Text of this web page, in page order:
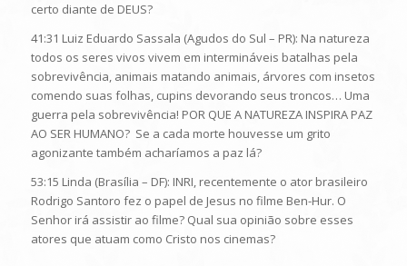
certo diante de DEUS?
41:31 Luiz Eduardo Sassala (Agudos do Sul – PR): Na natureza
todos os seres vivos vivem em intermináveis batalhas pela
sobrevivência, animais matando animais, árvores com insetos
comendo suas folhas, cupins devorando seus troncos… Uma
guerra pela sobrevivência! POR QUE A NATUREZA INSPIRA PAZ
AO SER HUMANO? Se a cada morte houvesse um grito
agonizante também acharíamos a paz lá?
53:15 Linda (Brasília – DF): INRI, recentemente o ator brasileiro
Rodrigo Santoro fez o papel de Jesus no filme Ben-Hur. O
Senhor irá assistir ao filme? Qual sua opinião sobre esses
atores que atuam como Cristo nos cinemas?